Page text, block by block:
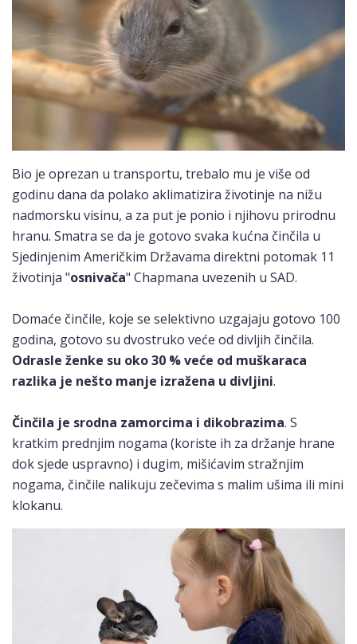
Bio je oprezan u transportu, trebalo mu je više od
godinu dana da polako aklimatizira životinje na nižu
nadmorsku visinu, a za put je ponio i njihovu prirodnu
hranu. Smatra se da je gotovo svaka kućna činčila u
Sjedinjenim Američkim Državama direktni potomak 11
životinja "osnivača" Chapmana uvezenih u SAD.
Domaće činčile, koje se selektivno uzgajaju gotovo 100
godina, gotovo su dvostruko veće od divljih činčila.
Odrasle ženke su oko 30 % veće od muškaraca
razlika je nešto manje izražena u divljini.
Činčila je srodna zamorcima i dikobrazima. S
kratkim prednjim nogama (koriste ih za držanje hrane
dok sjede uspravno) i dugim, mišićavim stražnjim
nogama, činčile nalikuju zečevima s malim ušima ili mini
klokanu.